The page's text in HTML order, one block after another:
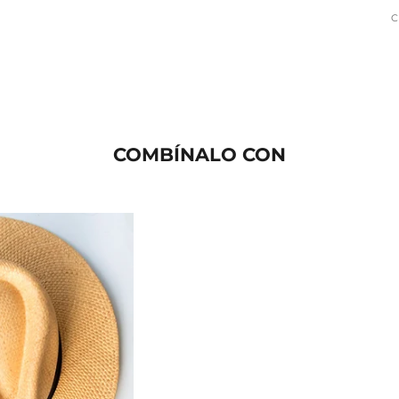
COMBÍNALO CON